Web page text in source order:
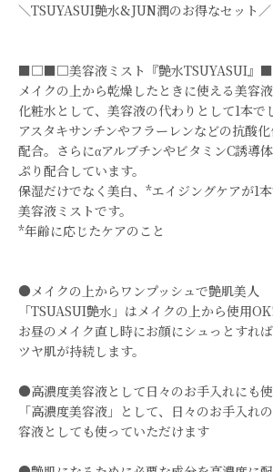
＼TSUYASUI艶水&JUN潤のお得なセット／
■□■□美容液ミスト『艶水TSUYASUI
メイクの上から乾燥したときに使える美容
化粧水として、美容液の代わりとして1本で
アスタキサンチンやフラーレンなどの抗酸
配合。さらにαアルブチンやビタミンC誘導
ぷり配合しています。
保湿だけでなく美白、*エイジングケアが1
美容液ミストです。
*年齢に応じたケアのこと
●メイクの上からワンプッシュで艶肌美人
「TSUASUI艶水」はメイクの上から使用
お昼のメイク直し時にお顔にシュっとすれ
ツヤ肌が持続します。
●高濃度美容液として日々のお手入れにも使
「高濃度美容液」として、日々のお手入れ
容液としても使っていただけます